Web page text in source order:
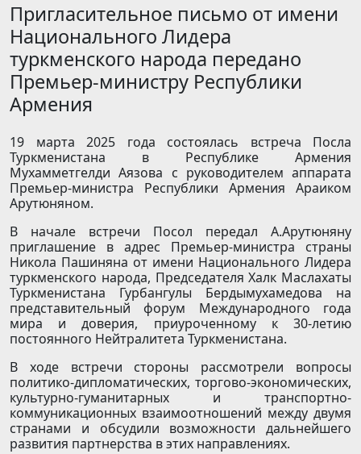
Пригласительное письмо от имени
Национального Лидера
туркменского народа передано
Премьер-министру Республики
Армения
19 марта 2025 года состоялась встреча Посла
Туркменистана в Республике Армения
Мухамметгелди Аязова с руководителем аппарата
Премьер-министра Республики Армения Араиком
Арутюняном.
В начале встречи Посол передал А.Арутюняну
приглашение в адрес Премьер-министра страны
Никола Пашиняна от имени Национального Лидера
туркменского народа, Председателя Халк Маслахаты
Туркменистана Гурбангулы Бердымухамедова на
представительный форум Международного года
мира и доверия, приуроченному к 30-летию
постоянного Нейтралитета Туркменистана.
В ходе встречи стороны рассмотрели вопросы
политико-дипломатических, торгово-экономических,
культурно-гуманитарных и транспортно-
коммуникационных взаимоотношений между двумя
странами и обсудили возможности дальнейшего
развития партнерства в этих направлениях.